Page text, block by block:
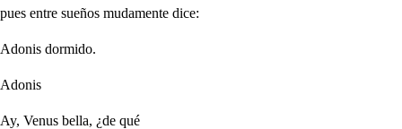
pues entre sueños mudamente dice:
Adonis dormido.
Adonis
Ay, Venus bella, ¿de qué